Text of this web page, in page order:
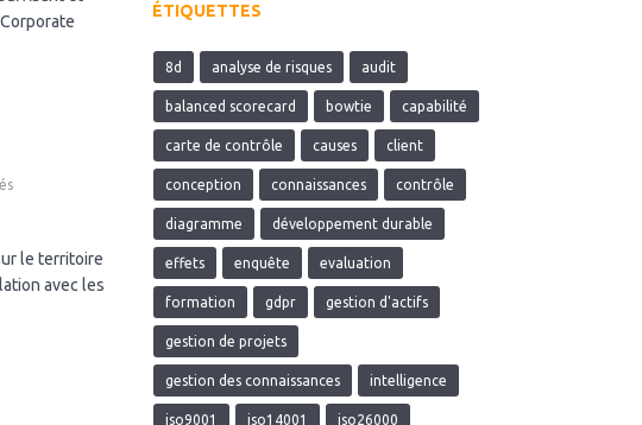
de
sur
et
traitance
le territoire
avec les
ÉTIQUETTES
8d analyse de risques audit
balanced scorecard bowtie capabilité
carte de contrôle causes client
conception connaissances contrôle
diagramme développement durable
effets enquête evaluation
formation gdpr gestion d'actifs
gestion de projets
gestion des connaissances intelligence
iso9001 iso14001 iso26000